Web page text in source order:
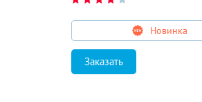
Новинка
Заказать